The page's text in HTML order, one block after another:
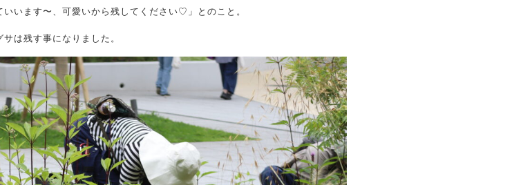
います〜、可愛いから残してください♡」とのこと。
は残す事になりました。